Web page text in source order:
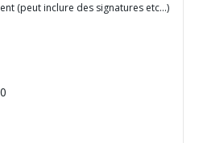
(peut inclure des signatures etc…)